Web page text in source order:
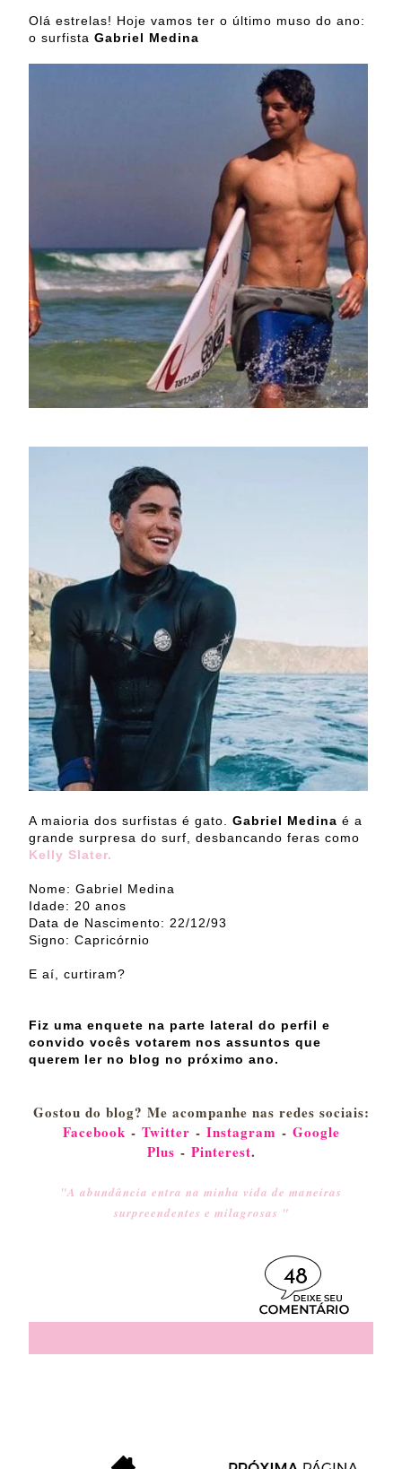
Olá estrelas! Hoje vamos ter o último muso do ano:
o surfista Gabriel Medina
A maioria dos surfistas é gato. Gabriel Medina é a
grande surpresa do surf, desbancando feras como
Kelly Slater.
Nome: Gabriel Medina
Idade: 20 anos
Data de Nascimento: 22/12/93
Signo: Capricórnio
E aí, curtiram?
Fiz uma enquete na parte lateral do perfil e
convido vocês votarem nos assuntos que
querem ler no blog no próximo ano.
Gostou do blog? Me acompanhe nas redes sociais:
Facebook - Twitter - Instagram - Google
Plus - Pinterest.
"A abundância entra na minha vida de maneiras
surpreendentes e milagrosas "
48